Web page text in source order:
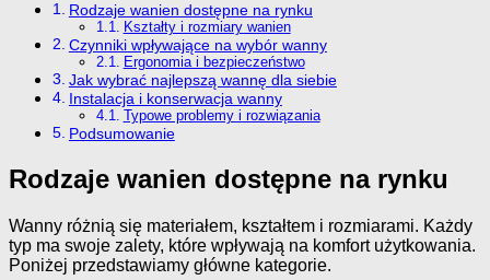
Rodzaje wanien dostępne na rynku
Kształty i rozmiary wanien
Czynniki wpływające na wybór wanny
Ergonomia i bezpieczeństwo
Jak wybrać najlepszą wannę dla siebie
Instalacja i konserwacja wanny
Typowe problemy i rozwiązania
Podsumowanie
Rodzaje wanien dostępne na rynku
Wanny różnią się materiałem, kształtem i rozmiarami. Każdy
typ ma swoje zalety, które wpływają na komfort użytkowania.
Poniżej przedstawiamy główne kategorie.